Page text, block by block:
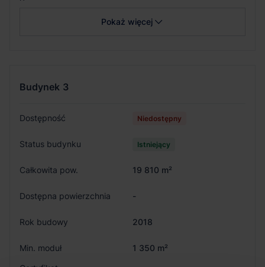
Pokaż więcej
Budynek 3
Dostępność Niedostępny
Status budynku Istniejący
Całkowita pow. 19 810 m²
Dostępna powierzchnia -
Rok budowy 2018
Min. moduł
1 350 m²